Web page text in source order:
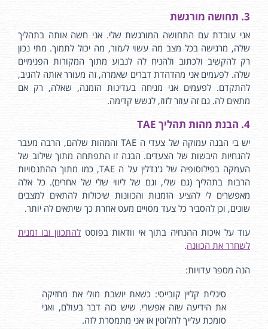
3. תחושה מורגשת
אני עובדת עם התחושה המורגשת שלי. אני חשה אותה בתהליך
שלה, מרגישה בכל מצב מה עשוי לעזור, מה יכול לתמוך. מתי נכון
רק להקשיב ולכתוב ולהניח לה לנבוע מתוך המקורות הפנימיים
שלה. לפעמים אני מהדהדת דברים שאמרה, זה מעורר אותה להגיב,
להתקדם. לפעמים אני מניחה בעדינות הזמנה, שאלה, רק אם
מתאים לה. גם זה עוזר לזוז, לגשש קדימה.
4. הבנת מהות תהליך TAE
יש בי הבנה עמוקה של צעדי ה TAE והמהות שלהם, הרבה מעבר
להנחיות היבשות של הצעדים. הבנה זו התפתחה מתוך שילוב של
העמקה בפילוסופיה של ג'נדלין על ה TAE, כמו מתוך ההתנסויות
הרבות בתהליך (גם שלי, וגם של ליווי שלי של אחרים). כל אלה
מאפשרים לי להציע הזמנות והכוונות שיכולות להתאים למצבים
שונים, וכן להסביר כל צעד מסויים מעט אחרת כך שיתאים לה יותר.
עוד על איכות ההנחיה בתוך אי וודאות בפוסט להתכוון ובו זמנית
לשחרר את הכוונה.
הנה מספר עדויות:
סיגלית קליין קובייסי: כשאת יושבת מולי את מחזיקה
את הידיעה שזה אפשרי. שיש כזה דבר בעולם, ואני
סומכת עלייך לחלוטין אז אני מתמסרת לזה.